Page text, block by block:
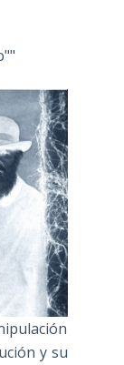
y su